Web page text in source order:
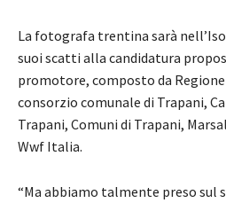
La fotografa trentina sarà
suoi scatti alla candidatura
promotore, composto da
consorzio comunale di Trapani,
Trapani, Comuni di Trapani,
Wwf Italia.
“Ma abbiamo talmente preso sul